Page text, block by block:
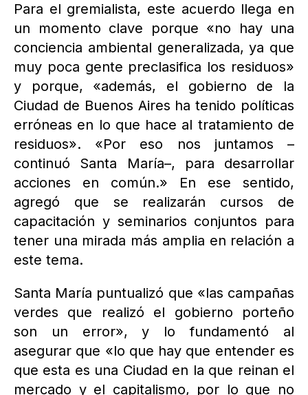
Para el gremialista, este acuerdo llega en
un momento clave porque «no hay una
conciencia ambiental generalizada, ya que
muy poca gente preclasifica los residuos»
y porque, «además, el gobierno de la
Ciudad de Buenos Aires ha tenido políticas
erróneas en lo que hace al tratamiento de
residuos». «Por eso nos juntamos –
continuó Santa María–, para desarrollar
acciones en común.» En ese sentido,
agregó que se realizarán cursos de
capacitación y seminarios conjuntos para
tener una mirada más amplia en relación a
este tema.
Santa María puntualizó que «las campañas
verdes que realizó el gobierno porteño
son un error», y lo fundamentó al
asegurar que «lo que hay que entender es
que esta es una Ciudad en la que reinan el
mercado y el capitalismo, por lo que no